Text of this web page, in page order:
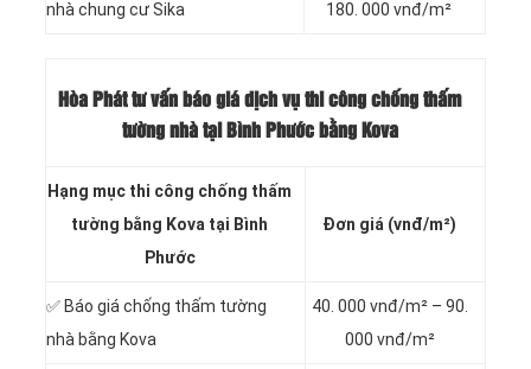
nhà chung cư Sika
180. 000 vnđ/m²
Hòa Phát tư vấn báo giá dịch vụ thi công chống thấm
tường nhà tại Bình Phước bằng Kova
Hạng mục thi công chống thấm
tường bằng Kova tại Bình
Phước
Đơn giá (vnđ/m²)
✅ Báo giá chống thấm tường
nhà bằng Kova
40. 000 vnđ/m² – 90.
000 vnđ/m²